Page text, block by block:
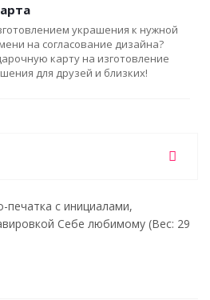
украшения к нужной
на согласование дизайна?
карту на изготовление
для друзей и близких!
с инициалами,
Себе любимому (Вес: 29